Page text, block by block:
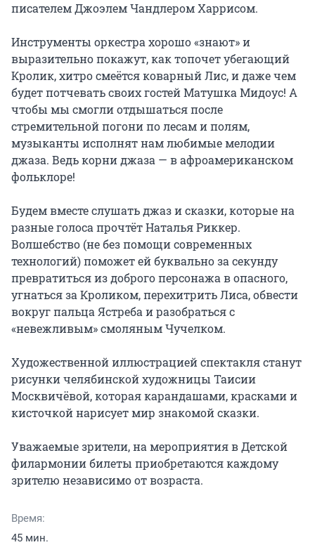
писателем Джоэлем Чандлером Харрисом.
Инструменты оркестра хорошо «знают» и
выразительно покажут, как топочет убегающий
Кролик, хитро смеётся коварный Лис, и даже чем
будет потчевать своих гостей Матушка Мидоус! А
чтобы мы смогли отдышаться после
стремительной погони по лесам и полям,
музыканты исполнят нам любимые мелодии
джаза. Ведь корни джаза — в афроамериканском
фольклоре!
Будем вместе слушать джаз и сказки, которые на
разные голоса прочтёт Наталья Риккер.
Волшебство (не без помощи современных
технологий) поможет ей буквально за секунду
превратиться из доброго персонажа в опасного,
угнаться за Кроликом, перехитрить Лиса, обвести
вокруг пальца Ястреба и разобраться с
«невежливым» смоляным Чучелком.
Художественной иллюстрацией спектакля станут
рисунки челябинской художницы Таисии
Москвичёвой, которая карандашами, красками и
кисточкой нарисует мир знакомой сказки.
Уважаемые зрители, на мероприятия в Детской
филармонии билеты приобретаются каждому
зрителю независимо от возраста.
Время:
45 мин.